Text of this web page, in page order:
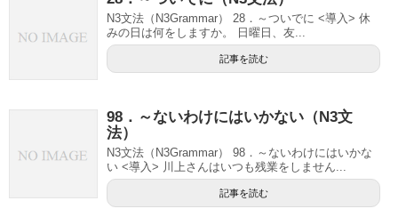
N3文法（N3Grammar） 28．～ついでに <導入> 休
みの日は何をしますか。 日曜日、友...
記事を読む
98．～ないわけにはいかない（N3文
法）
N3文法（N3Grammar） 98．～ないわけにはいかな
い <導入> 川上さんはいつも残業をしません...
記事を読む